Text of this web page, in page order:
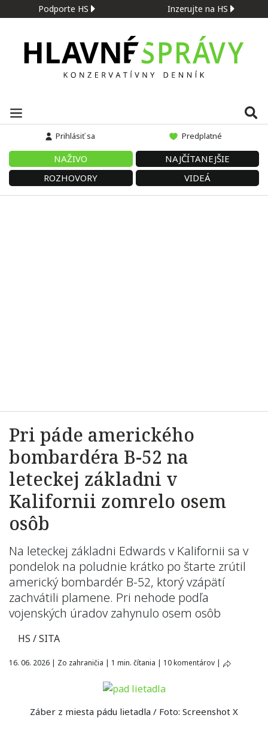
Podporte HS Inzerujte na HS
Prihlásiť sa Predplatné
NAŽIVO
NAJČÍTANEJŠIE
ROZHOVORY
VIDEÁ
Pri páde amerického
bombardéra B-52 na
leteckej základni v
Kalifornii zomrelo osem
osôb
Na leteckej základni Edwards v Kalifornii sa v
pondelok na poludnie krátko po štarte zrútil
americký bombardér B-52, ktorý vzápätí
zachvátili plamene. Pri nehode podľa
vojenských úradov zahynulo osem osôb
HS / SITA
16. 06. 2026 | Zo zahraničia | 1 min. čítania | 10 komentárov |
Záber z miesta pádu lietadla / Foto: Screenshot X